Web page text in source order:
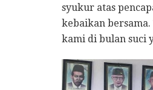
syukur atas
kebaikan
kami di bulan suci